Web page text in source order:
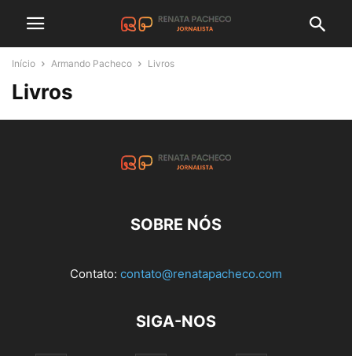
Início Armando Pacheco Livros
Livros
SOBRE NÓS
Contato: contato@renatapacheco.com
SIGA-NOS